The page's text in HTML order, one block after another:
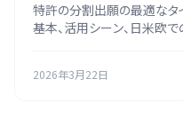
特許の分割出願の最適なタ
基本、活用シーン、日米欧
2026年3月22日